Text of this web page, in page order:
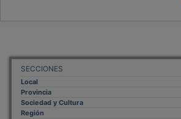
SECCIONES
Local
Provincia
Sociedad y Cultura
Región
Deportes